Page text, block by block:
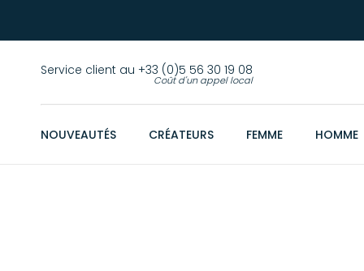
Service client au +33 (0)5 56 30 19 08
Coût d'un appel local
NOUVEAUTÉS CRÉATEURS FEMME HOMME